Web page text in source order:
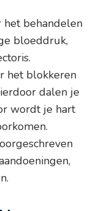
het behandelen
bloeddruk,
het blokkeren
dalen je
wordt je hart